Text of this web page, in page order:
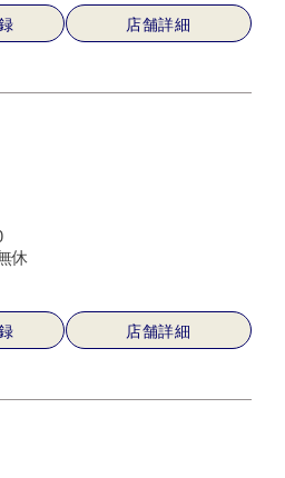
店舗詳細
休
店舗詳細